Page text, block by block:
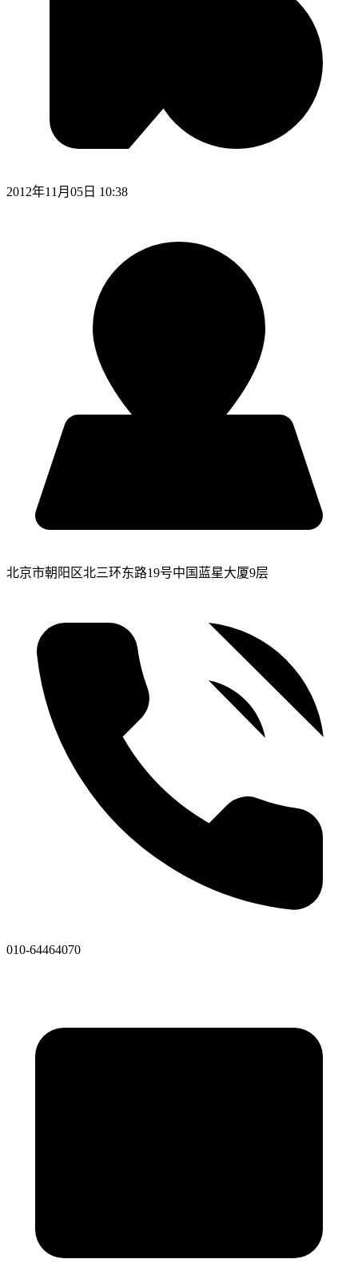
2012年11月05日 10:38
北京市朝阳区北三环东路19号中国蓝星大厦9层
010-64464070